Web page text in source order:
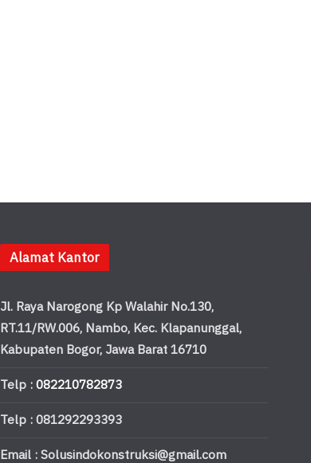
Alamat Kantor
Jl. Raya Narogong Kp Walahir No.130,
RT.11/RW.006, Nambo, Kec. Klapanunggal,
Kabupaten Bogor, Jawa Barat 16710
Telp :082210782873
Telp : 081292293393
Email : Solusindokonstruksi@gmail.com